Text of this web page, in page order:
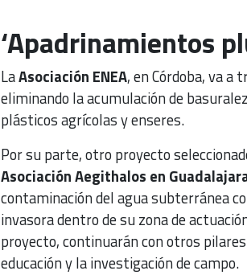
‘Apadrinamientos
LaAsociación ENEA, en Córdoba, va a
eliminando la acumulación de
plásticos agrícolas y enseres.
Por su parte, otro proyecto
Asociación Aegithalos en
contaminación del agua subterránea
invasora dentro de su zona de
proyecto, continuarán con otros
educación y la investigación de campo.